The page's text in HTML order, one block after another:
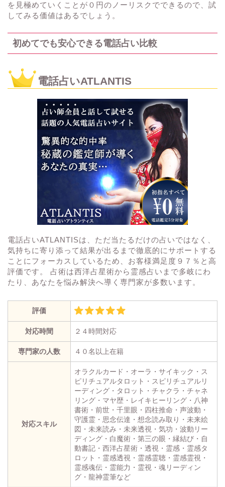
を見極めていくことが０円のノーリスクでできるので、試
してみる価値はあるでしょう。
初めてでも安心できる電話占い比較
電話占いATLANTIS
電話占いATLANTISは、ただ当たるだけの占いではなく、
気持ちに寄り添って結果が出るまで徹底的にサポートする
ことにフォーカスしているため、お客様満足度９７％と高
評価です。 占術は西洋占星術から霊感占いまで多岐にわ
たり、あなたを悩み解決へ導く専門家が多数います。
評価
対応時間 ２４時間対応
専門家の人数 ４０名以上在籍
対応スキル
オラクルカード・オーラ・サイキック・ス
ピリチュアルタロット・スピリチュアルリ
ーディング・タロット・チャクラ・チャネ
リング・マヤ歴・レイキヒーリング・八神
書術・前世・千里眼・四柱推命・声波動・
守護霊・思念伝達・想念読み取り・未来絵
図・未来読み・未来透視・気功・波動リー
ディング・白魔術・第三の眼・縁結び・自
動書記・西洋占星術・透視・霊感・霊感タ
ロット・霊感透視・霊感霊聴・霊感霊視・
霊感魂伝・霊能力・霊視・魂リーディン
グ・龍神霊筆など